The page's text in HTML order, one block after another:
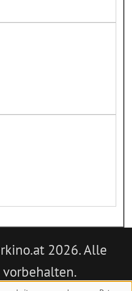
2026. Alle
vorbehalten.